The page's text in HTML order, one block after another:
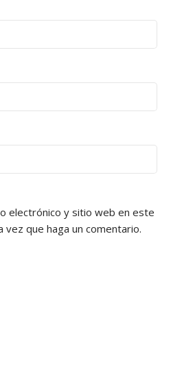
electrónico y sitio web en este
que haga un comentario.